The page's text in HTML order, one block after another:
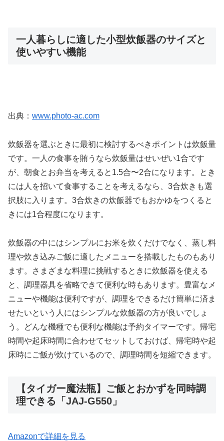
一人暮らしに適した小型炊飯器のサイズと
使いやすい機能
出典： www.photo-ac.com
炊飯器を選ぶときに最初に検討するべきポイントは炊飯量
です。一人の食事を賄うなら炊飯量はせいぜい1合です
が、朝食とお弁当を考えると1.5合〜2合になります。とき
には人を招いて食事することを考えるなら、3合炊きも選
択肢に入ります。3合炊きの炊飯器でもおかゆをつくると
きには1合程度になります。
炊飯器の中にはシンプルにお米を炊くだけでなく、蒸し料
理や炊き込みご飯に適したメニューを搭載したものもあり
ます。さまざまな料理に挑戦するときに炊飯器を使える
と、調理器具を省略できて便利な時もあります。豊富なメ
ニューや機能は便利ですが、調理をできるだけ簡単に済ま
せたいという人にはシンプルな炊飯器の方が良いでしょ
う。どんな機種でも便利な機能は予約タイマーです。帰宅
時間や起床時間に合わせてセットしておけば、帰宅時や起
床時にご飯が炊けているので、調理時間を短縮できます。
【タイガー魔法瓶】ご飯とおかずを同時調
理できる「JAJ-G550」
Amazonで詳細を見る